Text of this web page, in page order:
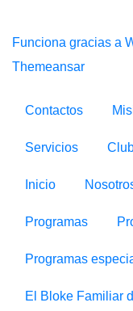
Funciona gracias a
Themeansar
Contactos
Servicios
Inicio
Programas
Programas
El Bloke Familiar